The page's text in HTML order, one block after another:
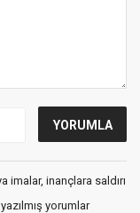
imalar, inançlara saldırı
yorumlar